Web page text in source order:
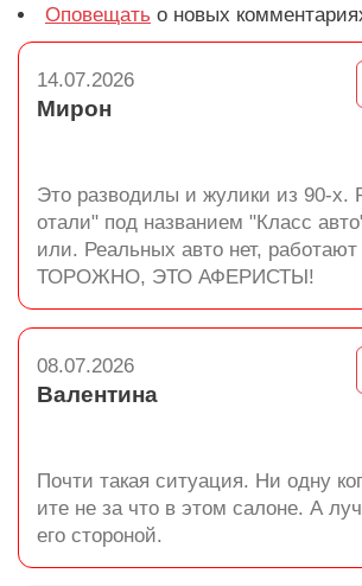
Оповещать о новых
14.07.2026
Мирон
Это разводилы и жулики из 90-х.
отали" под названием "Класс
или. Реальных авто нет,
ТОРОЖНО, ЭТО АФЕРИСТЫ!
08.07.2026
Валентина
Почти такая ситуация. Ни одну
ите не за что в этом салоне. А
его стороной.